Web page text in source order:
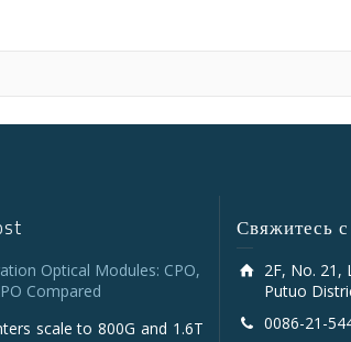
Optical Modules: CPO,
Compared
scale to 800G and 1.6T
Свяжитесь
2F, No. 21,
Putuo
0086-21-